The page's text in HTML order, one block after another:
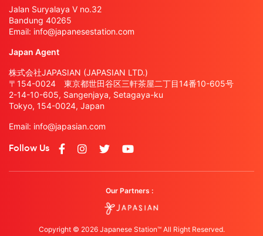
Jalan Suryalaya V no.32
Bandung 40265
Email: info@japanesestation.com
Japan Agent
株式会社JAPASIAN (JAPASIAN LTD.)
〒154-0024 東京都世田谷区三軒茶屋二丁目14番10-605号
2-14-10-605, Sangenjaya, Setagaya-ku
Tokyo, 154-0024, Japan
Email: info@japasian.com
Follow Us
Our Partners :
Copyright © 2026 Japanese Station™ All Right Reserved.